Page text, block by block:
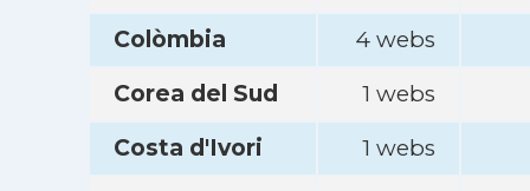
Colòmbia
4 webs
Corea del Sud
1 webs
Costa d'Ivori
1 webs